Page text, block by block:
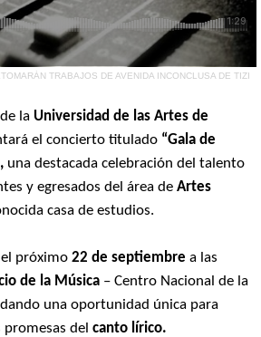
TRABAJOS DE AVENIDA INCONCLUSA DE TIZI
de la Universidad de las Artes de
el concierto titulado “Gala de
, una destacada celebración del talento
y egresados delárea deArtes
casa de estudios.
próximo22 de septiembre a las
de la Música –Centro Nacional de la
una oportunidad única para
del canto l írico.